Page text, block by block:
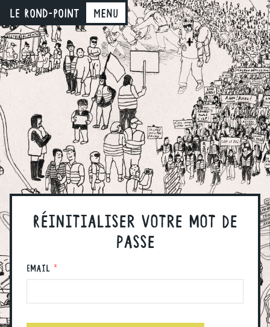
LE ROND-POINT Menu
Réinitialiser votre mot de
passe
Email